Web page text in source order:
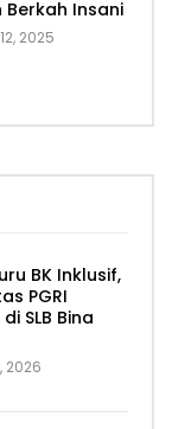
Insani
2025
BK Inklusif,
PGRI
SLB Bina
2026